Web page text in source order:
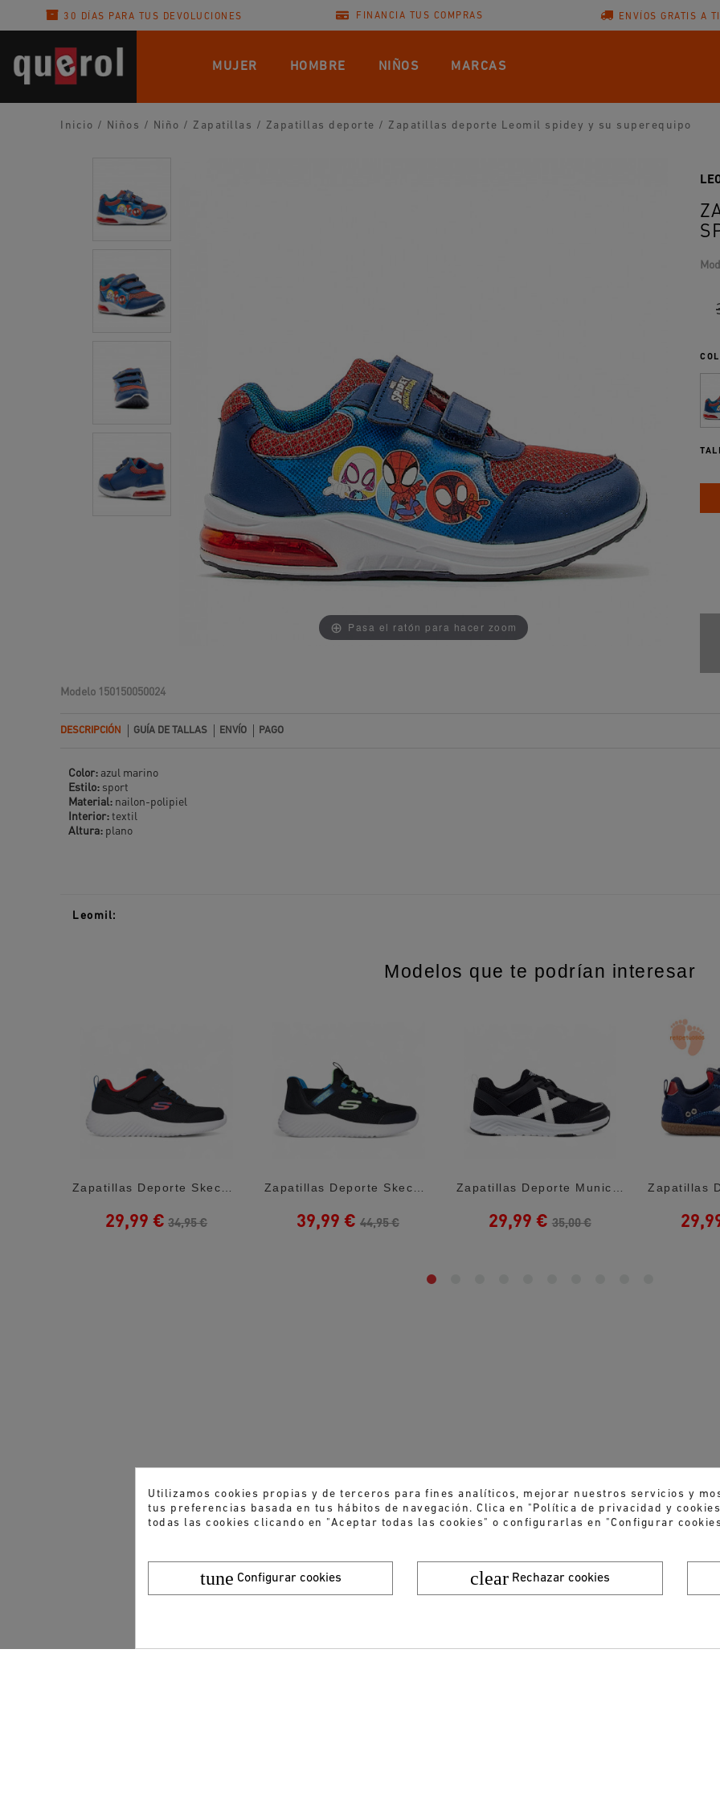
30 DÍAS PARA TUS DEVOLUCIONES FINANCIA TUS COMPRAS ENVÍOS GRATIS A
MUJER HOMBRE NIÑOS MARCAS
Inicio / Niños / Niño / Zapatillas / Zapatillas deporte / Zapatillas deporte Leomil spidey y su superequipo
Pasa el ratón para hacer zoom
AÑADIDO AL CARRITO
Modelo 150150050024
DESCRIPCIÓN GUÍA DE TALLAS ENVÍO PAGO
Color: azul marino
Estilo: sport
Material: nailon-polipiel
Interior:textil
Altura: plano
Leomil:
Modelos que te podrían interesar
29,99 € 34,95 € 39,99 € 44,95 € 29,99 € 35,00 €
Utilizamos cookies propias y de terceros para fines analíticos, mejorar nuestros servicios y
tus preferencias basada en tus hábitos de navegación. Clica en "Política de privacidad y
todas las cookies clicando en "Aceptar todas las cookies" o configurarlas en "Configurar
clear Rechazar cookies
tune Configurar cookies